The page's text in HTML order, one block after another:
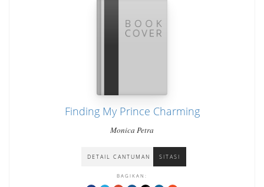
Finding My Prince Charming
Monica Petra
DETAIL CANTUMAN SITASI
BAGIKAN: